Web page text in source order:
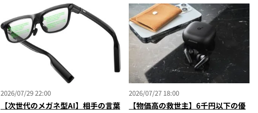
2026/07/29 22:00
【次世代のメガネ型AI】相手の言葉
2026/07/27 18:00
【物価高の救世主】6千円以下の優